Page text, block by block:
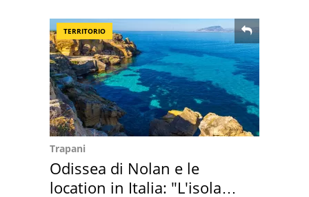
TERRITORIO
Trapani
Odissea di Nolan e le
location in Italia: "L'isola